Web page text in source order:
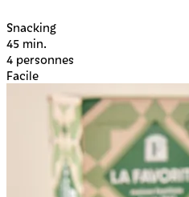
Snacking
45 min.
4 personnes
Facile